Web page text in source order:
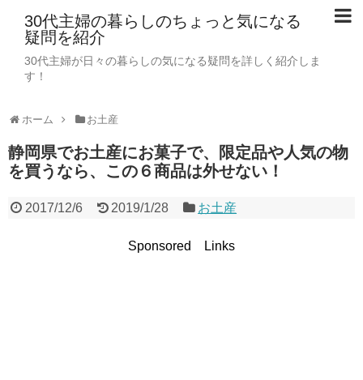
30代主婦の暮らしのちょっと気になる
疑問を紹介
30代主婦が日々の暮らしの気になる疑問を詳しく紹介しま
す！
ホーム お土産
静岡県でお土産にお菓子で、限定品や人気の物
を買うなら、この６商品は外せない！
2017/12/6 2019/1/28 お土産
Sponsored Links